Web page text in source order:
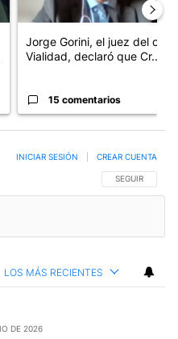
Jorge Gorini, el juez del caso
Vialidad, declaró que Cr...
15 comentarios
SIGA ESTA
SEGUIR
INICIAR SESIÓN CREAR CUENTA
LOS MÁS RECIENTES
DE 2026